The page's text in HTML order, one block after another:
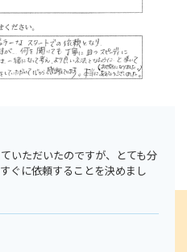
ご相談下さい。
31-1860
時間
～18:00
ご予約はこちら
いただいたのですが、とても分
ぐに依頼することを決めまし